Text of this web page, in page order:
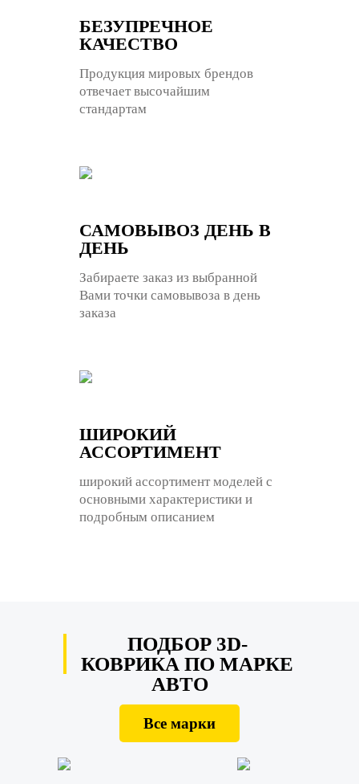
БЕЗУПРЕЧНОЕ
КАЧЕСТВО
Продукция мировых брендов
отвечает высочайшим
стандартам
САМОВЫВОЗ ДЕНЬ В
ДЕНЬ
Забираете заказ из выбранной
Вами точки самовывоза в день
заказа
ШИРОКИЙ
АССОРТИМЕНТ
широкий ассортимент моделей с
основными характеристики и
подробным описанием
ПОДБОР 3D-
КОВРИКА ПО МАРКЕ
АВТО
Все марки